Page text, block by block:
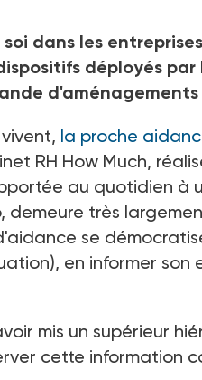
dans les
déployés par
la proche
RH How Much,
au quotidien à
très
se
en informer son
mis un supérieur
cette information